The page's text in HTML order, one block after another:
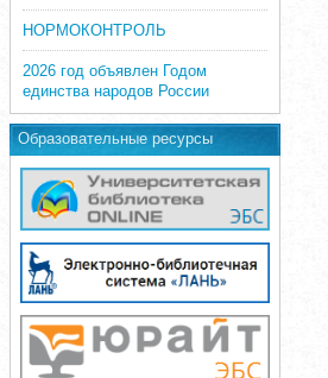
НОРМОКОНТРОЛЬ
2026 год объявлен Годом
единства народов России
Образовательные ресурсы